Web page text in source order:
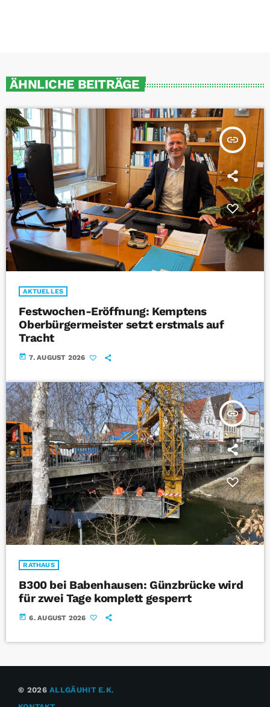
ÄHNLICHE BEITRÄGE
insert_link
AKTUELLES
Festwochen-Eröffnung: Kemptens
Oberbürgermeister setzt erstmals auf
Tracht
today 7. AUGUST 2026
insert_link
RATHAUS
B300 bei Babenhausen: Günzbrücke wird
für zwei Tage komplett gesperrt
today 6. AUGUST 2026
© 2026ALLGÄUHIT E.K.